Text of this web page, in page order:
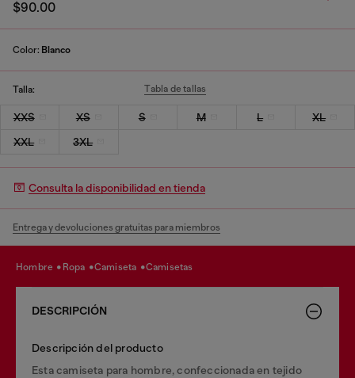
$90.00
Color: Blanco
Talla: Tabla de tallas
XXS XS S M L
XL
XXL
3XL
Consulta la disponibilidad en tienda
Entrega y devoluciones gratuitas para miembros
hombre ropa camiseta camisetas
DESCRIPCIÓN
Descripción del producto
Esta camiseta para hombre, confeccionada en tejido